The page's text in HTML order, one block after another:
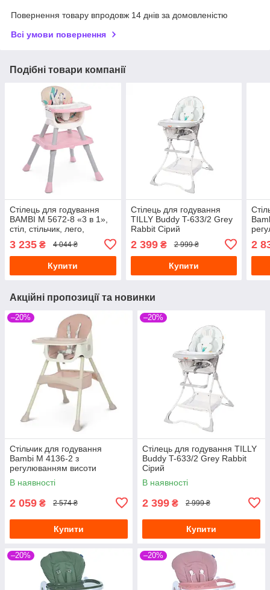
Повернення товару впродовж 14 днів за домовленістю
Всі умови повернення
Подібні товари компанії
Стілець для годування
BAMBI M 5672-8 «3 в 1»,
стіл, стільчик, лего,
3 235 ₴ 4 044 ₴
Купити
Стілець для годування
TILLY Buddy T-633/2 Grey
Rabbit Сірий
2 399₴ 2 999 ₴
Купити
2
Акційні пропозиції та новинки
–20%
Стільчик для годування
Bambi M 4136-2 з
регулюванням висоти
Рожевий
В наявності
2 059 ₴ 2 574 ₴
Купити
–20%
Стілець для годування TILLY
Buddy T-633/2 Grey Rabbit
Сірий
В наявності
2 399 ₴ 2 999 ₴
Купити
–20% –20%